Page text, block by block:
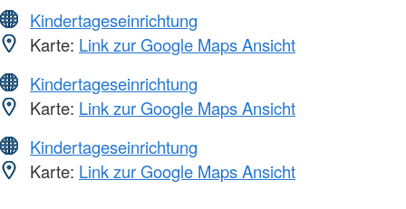
Kindertageseinrichtung
Karte: Link zur Google Maps Ansicht
Kindertageseinrichtung
Karte: Link zur Google Maps Ansicht
Kindertageseinrichtung
Karte: Link zur Google Maps Ansicht